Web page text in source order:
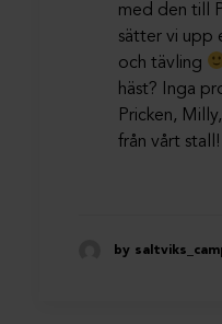
med den till
sätter vi upp
och tävling
häst? Inga
Pricken,
från vårt stall!
by